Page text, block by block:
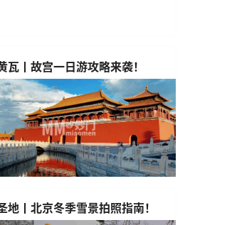
瓦丨故宫一日游攻略来袭！
地丨北京冬季雪景拍照指南！